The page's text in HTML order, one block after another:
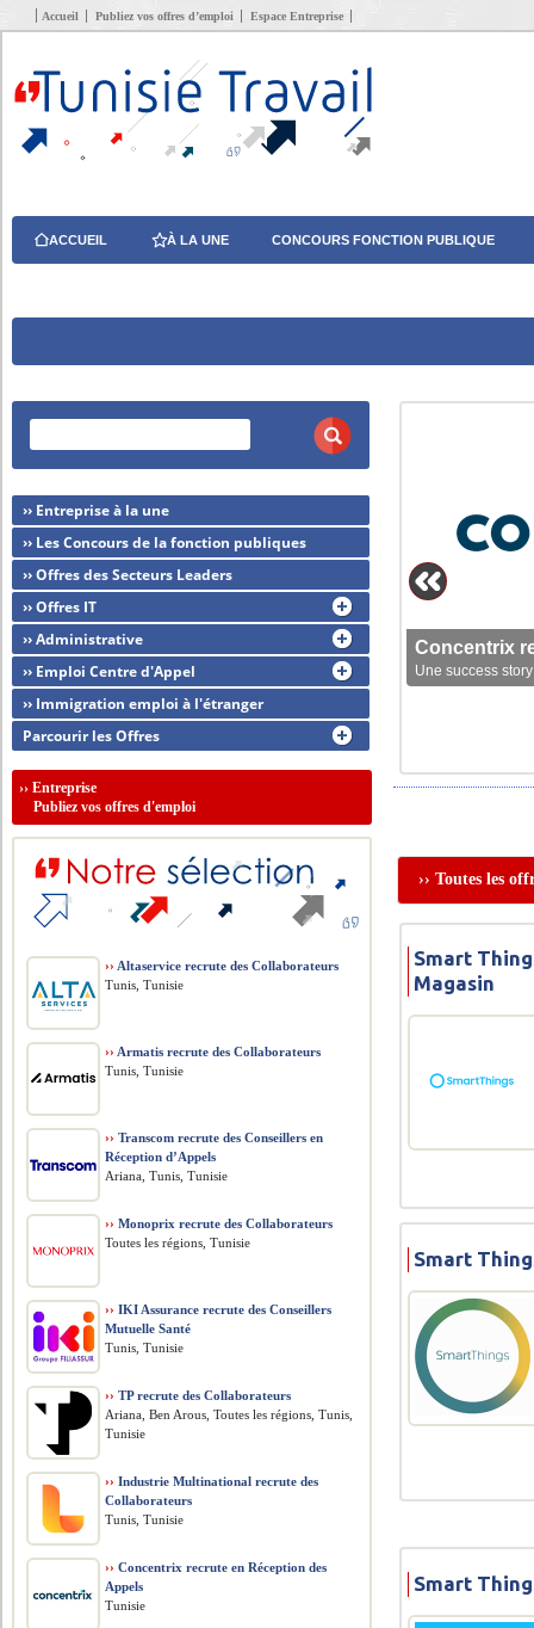
Accueil Publiez vos offres d’emploi Espace Entreprise
ACCUEIL À LA UNE CONCOURS FONCTION PUBLIQUE
Concentrix
Une success
›› Toutes les
Smart
Magasin
Smart
Smart
›› Entreprise à la une
›› Les Concours de la fonction publiques
›› Offres des Secteurs Leaders
›› Offres IT
›› Administrative
›› Emploi Centre d'Appel
›› Immigration emploi à l'étranger
Parcourir les Offres
››Entreprise
Publiez vos offres d'emploi
›› Altaservice recrute des Collaborateurs
Tunis, Tunisie
›› Armatis recrute des Collaborateurs
Tunis, Tunisie
›› Transcom recrute des Conseillers en
Réception d’Appels
Ariana, Tunis, Tunisie
›› Monoprix recrute des Collaborateurs
Toutes les régions, Tunisie
›› IKI Assurance recrute des Conseillers
Mutuelle Santé
Tunis, Tunisie
›› TP recrute des Collaborateurs
Ariana, Ben Arous, Toutes les régions, Tunis,
Tunisie
›› Industrie Multinational recrute des
Collaborateurs
Tunis, Tunisie
›› Concentrix recrute en Réception des
Appels
Tunisie